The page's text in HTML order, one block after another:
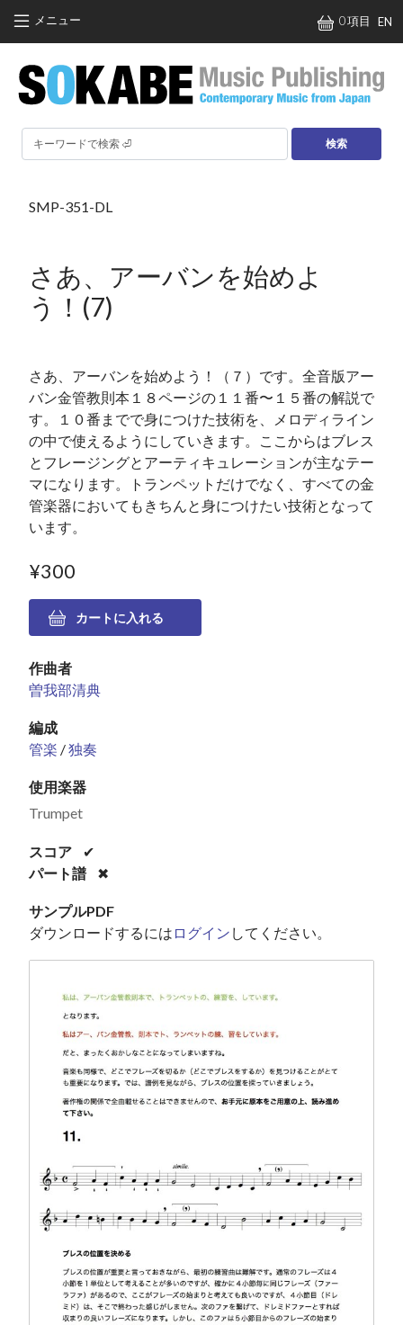
メニュー 0 項目 EN
検索
SMP-351-DL
さあ、アーバンを始めよ
う！(7)
さあ、アーバンを始めよう！（７）です。全音版アー
バン金管教則本１８ページの１１番〜１５番の解説で
す。１０番までで身につけた技術を、メロディライン
の中で使えるようにしていきます。ここからはブレス
とフレージングとアーティキュレーションが主なテー
マになります。トランペットだけでなく、すべての金
管楽器においてもきちんと身につけたい技術となって
います。
¥300
作曲者
曽我部清典
編成
管楽 /独奏
使用楽器
Trumpet
スコア
✔
パート譜
✖
サンプルPDF
ダウンロードするには ログイン してください。